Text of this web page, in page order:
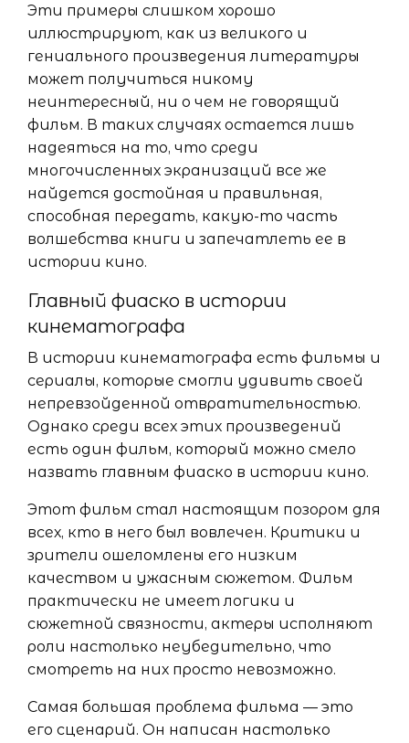
Эти примеры слишком хорошо
иллюстрируют, как из великого и
гениального произведения литературы
может получиться никому
неинтересный, ни о чем не говорящий
фильм. В таких случаях остается лишь
надеяться на то, что среди
многочисленных экранизаций все же
найдется достойная и правильная,
способная передать, какую-то часть
волшебства книги и запечатлеть ее в
истории кино.
Главный фиаско в истории
кинематографа
В истории кинематографа есть фильмы и
сериалы, которые смогли удивить своей
непревзойденной отвратительностью.
Однако среди всех этих произведений
есть один фильм, который можно смело
назвать главным фиаско в истории кино.
Этот фильм стал настоящим позором для
всех, кто в него был вовлечен. Критики и
зрители ошеломлены его низким
качеством и ужасным сюжетом. Фильм
практически не имеет логики и
сюжетной связности, актеры исполняют
роли настолько неубедительно, что
смотреть на них просто невозможно.
Самая большая проблема фильма — это
его сценарий. Он написан настолько